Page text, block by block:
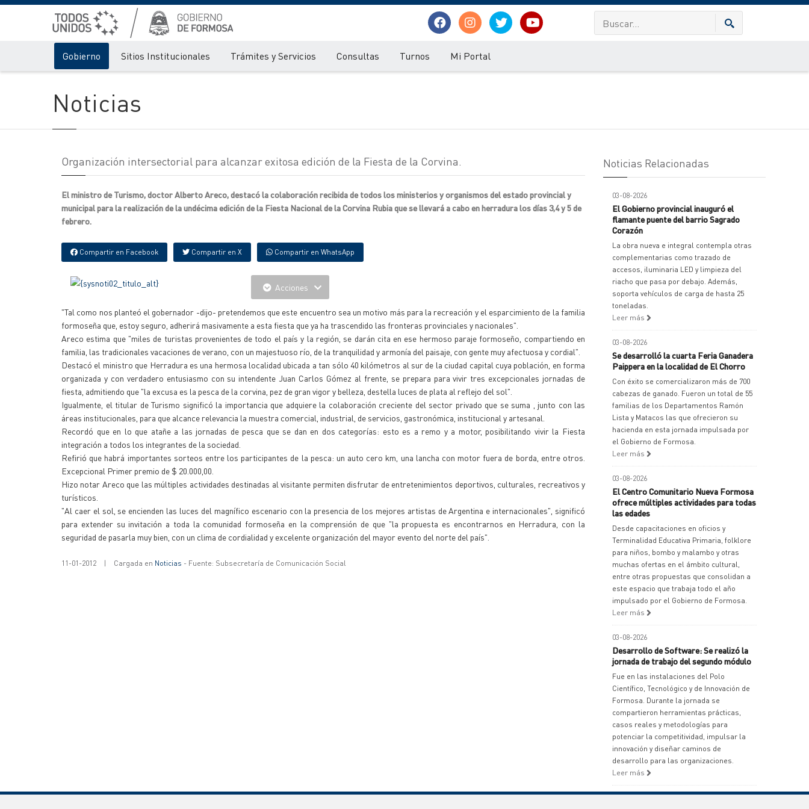
Gobierno Sitios Institucionales Trámites y Servicios Consultas Turnos Mi Portal
Noticias
Organización intersectorial para alcanzar exitosa edición de la Fiesta de la Corvina.
El ministro de Turismo, doctor Alberto Areco, destacó la colaboración recibida de todos los ministerios y organismos del estado provincial y
municipal para la realización de la undécima edición de la Fiesta Nacional de la Corvina Rubia que se llevará a cabo en herradura los días 3,4 y 5 de
febrero.
Compartir en Facebook Compartir en X Compartir en WhatsApp
Acciones
"Tal como nos planteó el gobernador -dijo- pretendemos que este encuentro sea un motivo más para la recreación y el esparcimiento de la familia
formoseña que, estoy seguro, adherirá masivamente a esta fiesta que ya ha trascendido las fronteras provinciales y nacionales".
Areco estima que "miles de turistas provenientes de todo el país y la región, se darán cita en ese hermoso paraje formoseño, compartiendo en
familia, las tradicionales vacaciones de verano, con un majestuoso río, de la tranquilidad y armonía del paisaje, con gente muy afectuosa y cordial".
Destacó el ministro que Herradura es una hermosa localidad ubicada a tan sólo 40 kilómetros al sur de la ciudad capital cuya población, en forma
organizada y con verdadero entusiasmo con su intendente Juan Carlos Gómez al frente, se prepara para vivir tres excepcionales jornadas de
fiesta, admitiendo que "la excusa es la pesca de la corvina, pez de gran vigor y belleza, destella luces de plata al reflejo del sol".
Igualmente, el titular de Turismo significó la importancia que adquiere la colaboración creciente del sector privado que se suma , junto con las
áreas institucionales, para que alcance relevancia la muestra comercial, industrial, de servicios, gastronómica, institucional y artesanal.
Recordó que en lo que atañe a las jornadas de pesca que se dan en dos categorías: esto es a remo y a motor, posibilitando vivir la Fiesta
integración a todos los integrantes de la sociedad.
Refirió que habrá importantes sorteos entre los participantes de la pesca: un auto cero km, una lancha con motor fuera de borda, entre otros.
Excepcional Primer premio de $ 20.000,00.
Hizo notar Areco que las múltiples actividades destinadas al visitante permiten disfrutar de entretenimientos deportivos, culturales, recreativos y
turísticos.
"Al caer el sol, se encienden las luces del magnífico escenario con la presencia de los mejores artistas de Argentina e internacionales", significó
para extender su invitación a toda la comunidad formoseña en la comprensión de que "la propuesta es encontrarnos en Herradura, con la
seguridad de pasarla muy bien, con un clima de cordialidad y excelente organización del mayor evento del norte del país".
11-01-2012 | Cargada en Noticias - Fuente: Subsecretaría de Comunicación Social
Noticias Relacionadas
03-08-2026
El Gobierno provincial inauguró el
flamante puente del barrio Sagrado
Corazón
La obra nueva e integral contempla otras
complementarias como trazado de
accesos, iluminaria LED y limpieza del
riacho que pasa por debajo. Además,
soporta vehículos de carga de hasta 25
toneladas.
Leer más
03-08-2026
Se desarrolló la cuarta Feria Ganadera
Paippera en la localidad de El Chorro
Con éxito se comercializaron más de 700
cabezas de ganado. Fueron un total de 55
familias de los Departamentos Ramón
Lista y Matacos las que ofrecieron su
hacienda en esta jornada impulsada por
el Gobierno de Formosa.
Leer más
03-08-2026
El Centro Comunitario Nueva Formosa
ofrece múltiples actividades para todas
las edades
Desde capacitaciones en oficios y
Terminalidad Educativa Primaria, folklore
para niños, bombo y malambo y otras
muchas ofertas en el ámbito cultural,
entre otras propuestas que consolidan a
este espacio que trabaja todo el año
impulsado por el Gobierno de Formosa.
Leer más
03-08-2026
Desarrollo de Software: Se realizó la
jornada de trabajo del segundo módulo
Fue en las instalaciones del Polo
Científico, Tecnológico y de Innovación de
Formosa. Durante la jornada se
compartieron herramientas prácticas,
casos reales y metodologías para
potenciar la competitividad, impulsar la
innovación y diseñar caminos de
desarrollo para las organizaciones.
Leer más